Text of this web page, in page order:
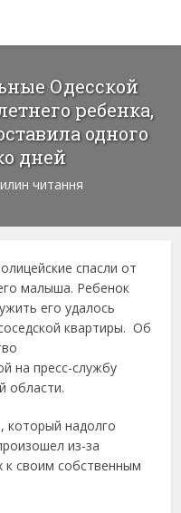
Одесской
ребенка,
одного
дней
читання
спасли от
малыша. Ребенок
его удалось
квартиры. Об
на пресс-службу
области.
который надолго
из-за
к своим собственным